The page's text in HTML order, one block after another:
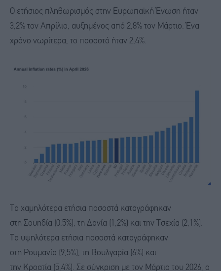
Ο ετήσιος πληθωρισμός στην Ευρωπαϊκή Ένωση ήταν
3,2% τον Απρίλιο, αυξημένος από 2,8% τον Μάρτιο. Ένα
χρόνο νωρίτερα, το ποσοστό ήταν 2,4%.
Τα χαμηλότερα ετήσια ποσοστά καταγράφηκαν
στη Σουηδία (0,5%), τη Δανία (1,2%) και την Τσεχία (2,1%).
Τα υψηλότερα ετήσια ποσοστά καταγράφηκαν
στη Ρουμανία (9,5%), τη Βουλγαρία (6%) και
την Κροατία (5,4%). Σε σύγκριση με τον Μάρτιο του 2026, ο